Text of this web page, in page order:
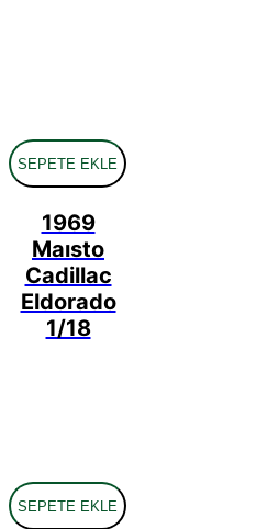
SEPETE EKLE
1969
Maısto
Cadillac
Eldorado
1/18
SEPETE EKLE